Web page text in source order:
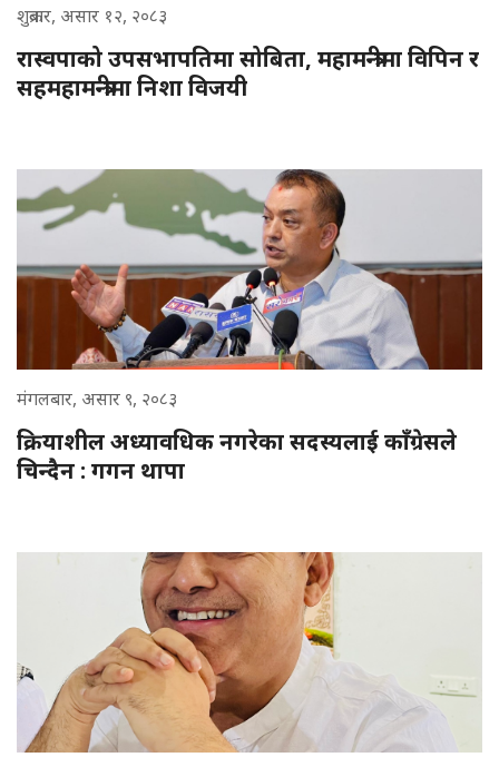
शुक्रबार, असार १२, २०८३
रास्वपाको उपसभापतिमा सोबिता, महामन्त्रीमा विपिन र
सहमहामन्त्रीमा निशा विजयी
मंगलबार, असार ९, २०८३
क्रियाशील अध्यावधिक नगरेका सदस्यलाई काँग्रेसले
चिन्दैन : गगन थापा